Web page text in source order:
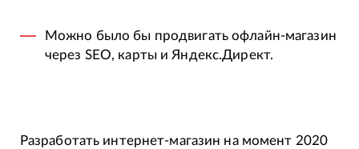
Можно было бы продвигать офлайн-магазин
через SEO, карты и Яндекс.Директ.
Разработать интернет-магазин на момент 2020